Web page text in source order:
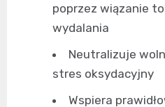
poprzez wiązanie
wydalania
Neutralizuje
stres oksydacyjny
Wspiera